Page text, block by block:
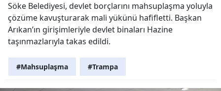
Söke Belediyesi, devlet borçlarını mahsuplaşma yoluyla
çözüme kavuşturarak mali yükünü hafifletti. Başkan
Arıkan’ın girişimleriyle devlet binaları Hazine
taşınmazlarıyla takas edildi.
#Mahsuplaşma #Trampa